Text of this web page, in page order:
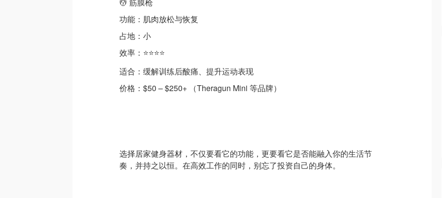
功能：肌肉放松与恢复
占地：小
效率：⭐⭐⭐⭐
适合：缓解训练后酸痛、提升运动表现
价格：$50 – $250+ （Theragun Mini 等品牌）
选择居家健身器材，不仅要看它的功能，更要看它是否能融入你的生活节
奏，并持之以恒。在高效工作的同时，别忘了投资自己的身体。